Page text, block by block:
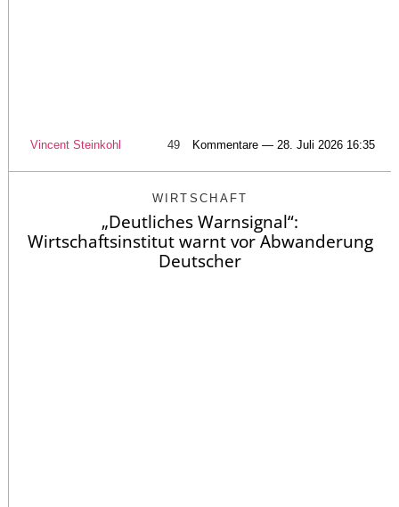
Vincent Steinkohl 49 Kommentare — 28. Juli 2026 16:35
WIRTSCHAFT
„Deutliches Warnsignal“:
Wirtschaftsinstitut warnt vor Abwanderung
Deutscher